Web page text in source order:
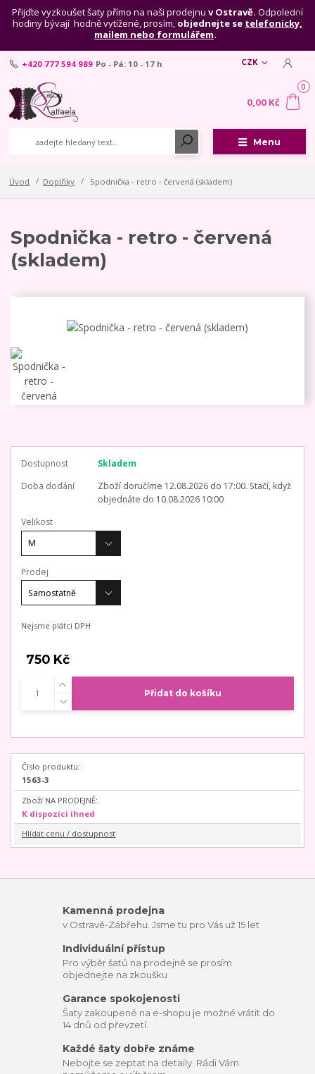
Přijďte vyzkoušet šaty přímo na naši prodejnu v Ostravě. Odpolední
hodiny bývají hodně vytížené, prosím, objednejte se telefonicky,
mailem nebo formulářem.
Menu
CZK
+420 777 594 989 Po - Pá: 10 - 17 h
0
0,00 Kč
Úvod Doplňky Spodnička - retro - červená (skladem)
Spodnička - retro - červená
(skladem)
Dostupnost
Skladem
Doba dodání
Zboží doručíme 12.08.2026 do 17:00. Stačí, když
objednáte do 10.08.2026 10:00
Velikost
Prodej
Nejsme plátci DPH
750 Kč
Přidat do košíku
Číslo produktu:
1563-3
Zboží NA PRODEJNĚ:
K dispozici ihned
Hlídat cenu / dostupnost
Kamenná prodejna
v Ostravě-Zábřehu. Jsme tu pro Vás už 15 let
Individuální přístup
Pro výběr šatů na prodejně se prosím
objednejte na zkoušku
Garance spokojenosti
Šaty zakoupené na e-shopu je možné vrátit do
14 dnů od převzetí.
Každé šaty dobře známe
Nebojte se zeptat na detaily. Rádi Vám